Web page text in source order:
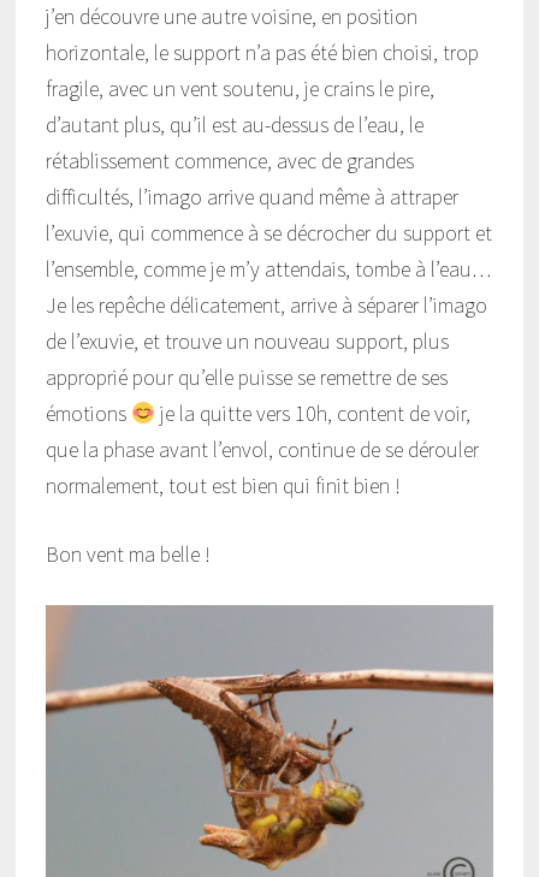
j’en découvre une autre voisine, en position
horizontale, le support n’a pas été bien choisi, trop
fragile, avec un vent soutenu, je crains le pire,
d’autant plus, qu’il est au-dessus de l’eau, le
rétablissement commence, avec de grandes
difficultés, l’imago arrive quand même à attraper
l’exuvie, qui commence à se décrocher du support et
l’ensemble, comme je m’y attendais, tombe à l’eau…
Je les repêche délicatement, arrive à séparer l’imago
de l’exuvie, et trouve un nouveau support, plus
approprié pour qu’elle puisse se remettre de ses
émotions
je la quitte vers 10h, content de voir,
que la phase avant l’envol, continue de se dérouler
normalement, tout est bien qui finit bien !
Bon vent ma belle !